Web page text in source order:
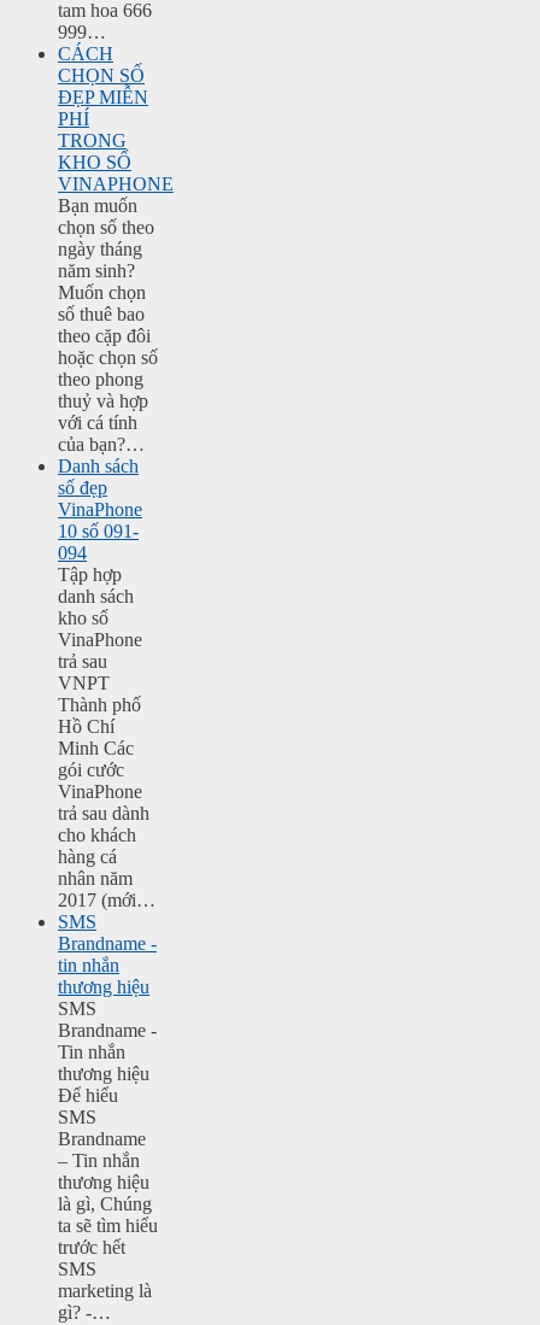
tam hoa 666
999…
CÁCH
CHỌN SỐ
ĐẸP MIỄN
PHÍ
TRONG
KHO SỐ
VINAPHONE
Bạn muốn
chọn số theo
ngày tháng
năm sinh?
Muốn chọn
số thuê bao
theo cặp đôi
hoặc chọn số
theo phong
thuỷ và hợp
với cá tính
của bạn?…
Danh sách
số đẹp
VinaPhone
10 số 091-
094
Tập hợp
danh sách
kho số
VinaPhone
trả sau
VNPT
Thành phố
Hồ Chí
Minh Các
gói cước
VinaPhone
trả sau dành
cho khách
hàng cá
nhân năm
2017 (mới…
SMS
Brandname -
tin nhắn
thương hiệu
SMS
Brandname -
Tin nhắn
thương hiệu
Để hiểu
SMS
Brandname
– Tin nhắn
thương hiệu
là gì, Chúng
ta sẽ tìm hiểu
trước hết
SMS
marketing là
gì? -…